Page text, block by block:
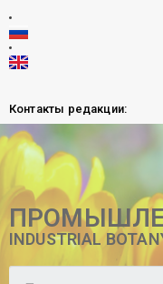
Контакты редакции:
INDUSTRIAL